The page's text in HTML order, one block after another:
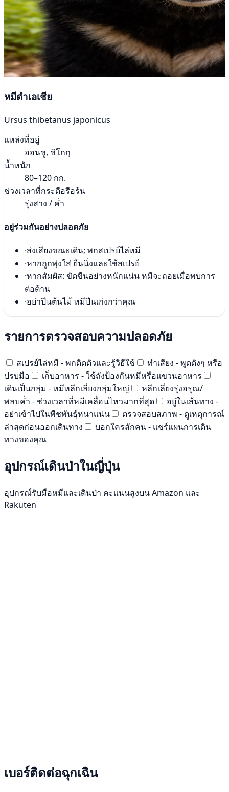
หมีดำเอเชีย
Ursus thibetanus japonicus
แหล่งที่อยู่
ฮอนชู, ชิโกกุ
น้ำหนัก
80–120 กก.
ช่วงเวลาที่กระตือรือร้น
รุ่งสาง / ค่ำ
อยู่ร่วมกันอย่างปลอดภัย
·ส่งเสียงขณะเดิน; พกสเปรย์ไล่หมี
·หากถูกพุ่งใส่ ยืนนิ่งและใช้สเปรย์
·หากสัมผัส: ขัดขืนอย่างหนักแน่น หมีจะถอยเมื่อพบการ
ต่อต้าน
·อย่าปีนต้นไม้ หมีปีนเก่งกว่าคุณ
รายการตรวจสอบความปลอดภัย
สเปรย์ไล่หมี - พกติดตัวและรู้วิธีใช้
ทำเสียง - พูดดังๆ หรือ
ปรบมือ
เก็บอาหาร - ใช้ถังป้องกันหมีหรือแขวนอาหาร
เดินเป็นกลุ่ม - หมีหลีกเลี่ยงกลุ่มใหญ่
หลีกเลี่ยงรุ่งอรุณ/
พลบค่ำ - ช่วงเวลาที่หมีเคลื่อนไหวมากที่สุด
อยู่ในเส้นทาง -
อย่าเข้าไปในพืชพันธุ์หนาแน่น
ตรวจสอบสภาพ - ดูเหตุการณ์
ล่าสุดก่อนออกเดินทาง
บอกใครสักคน - แชร์แผนการเดิน
ทางของคุณ
อุปกรณ์เดินป่าในญี่ปุ่น
อุปกรณ์รับมือหมีและเดินป่า คะแนนสูงบน Amazon และ
Rakuten
เบอร์ติดต่อฉุกเฉิน